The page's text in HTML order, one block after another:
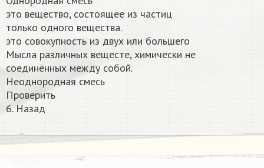
это вещество, состоящее из частиц
только одного вещества.
это совокупность из двух или большего
Мысла различных вещесте, химически не
соединённых между собой.
Неоднородная смесь
Проверить
6. Назад​